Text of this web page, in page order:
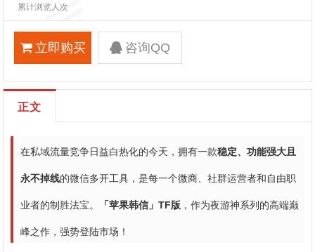
累计浏览人次
立即购买 咨询QQ
正文
在私域流量竞争日益白热化的今天，拥有一款稳定、功能强大且
永不掉线的微信多开工具，是每一个微商、社群运营者和自由职
业者的制胜法宝。 「苹果韩信」TF版 ，作为夜游神系列的高端巅
峰之作，强势登陆市场！